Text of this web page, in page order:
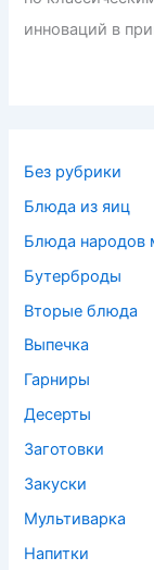
инноваций в
Без рубрики
Блюда из яиц
Блюда народов
Бутерброды
Вторые блюда
Выпечка
Гарниры
Десерты
Заготовки
Закуски
Мультиварка
Напитки